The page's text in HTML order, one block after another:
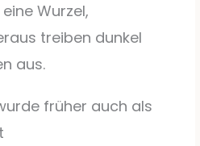
Wurzel,
treiben dunkel
aus.
früher auch als